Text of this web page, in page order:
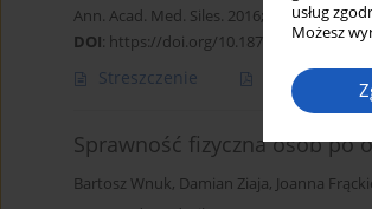
usług
Możesz
Ann. Acad. Med. Siles. 2016;70:291-297
DOI: https://doi.org/10.18794/aams/67646
Streszczenie Artykuł
Sprawność fizyczna osób po
Bartosz Wnuk, Damian Ziaja, Joanna